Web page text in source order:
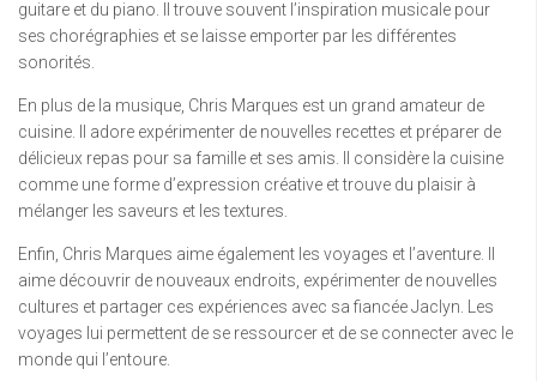
guitare et du piano. Il trouve souvent l’inspiration musicale pour
ses chorégraphies et se laisse emporter par les différentes
sonorités.
En plus de la musique, Chris Marques est un grand amateur de
cuisine. Il adore expérimenter de nouvelles recettes et préparer de
délicieux repas pour sa famille et ses amis. Il considère la cuisine
comme une forme d’expression créative et trouve du plaisir à
mélanger les saveurs et les textures.
Enfin, Chris Marques aime également les voyages et l’aventure. Il
aime découvrir de nouveaux endroits, expérimenter de nouvelles
cultures et partager ces expériences avec sa fiancée Jaclyn. Les
voyages lui permettent de se ressourcer et de se connecter avec le
monde qui l’entoure.